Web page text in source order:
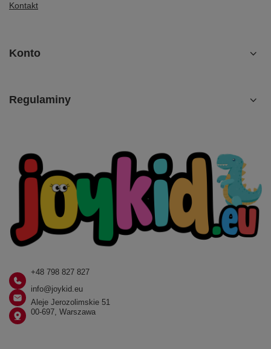
Kontakt
Konto
Regulaminy
+48 798 827 827
info@joykid.eu
Aleje Jerozolimskie 51
00-697, Warszawa